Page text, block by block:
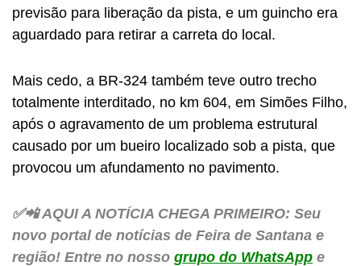
previsão para liberação da pista, e um guincho era
aguardado para retirar a carreta do local.
Mais cedo, a BR-324 também teve outro trecho
totalmente interditado, no km 604, em Simões Filho,
após o agravamento de um problema estrutural
causado por um bueiro localizado sob a pista, que
provocou um afundamento no pavimento.
✅📲 AQUI A NOTÍCIA CHEGA PRIMEIRO: Seu
novo portal de notícias de Feira de Santana e
região! Entre no nosso grupo do WhatsApp e